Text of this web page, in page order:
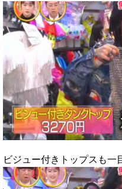
ビジュー付きトップスも一